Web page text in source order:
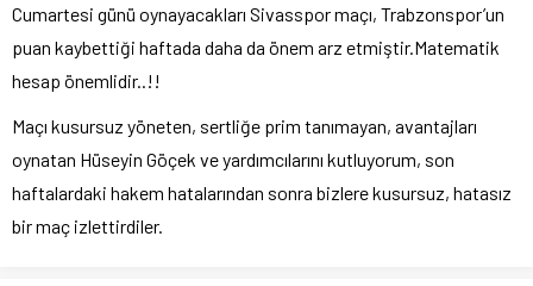
Cumartesi günü oynayacakları Sivasspor maçı, Trabzonspor’un
puan kaybettiği haftada daha da önem arz etmiştir.Matematik
hesap önemlidir..!!
Maçı kusursuz yöneten, sertliğe prim tanımayan, avantajları
oynatan Hüseyin Göçek ve yardımcılarını kutluyorum, son
haftalardaki hakem hatalarından sonra bizlere kusursuz, hatasız
bir maç izlettirdiler.